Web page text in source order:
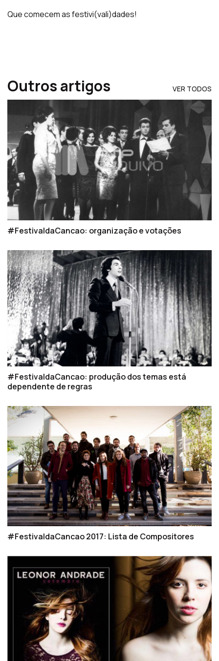
Que comecem as festivi(vali)dades!
Outros artigos VER TODOS
#FestivaldaCancao: organização e votações
#FestivaldaCancao: produção dos temas está
dependente de regras
#FestivaldaCancao 2017: Lista de Compositores